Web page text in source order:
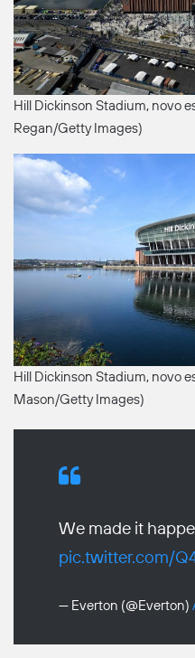
Hill Dickinson Stadium, novo
Regan/Getty Images)
Hill Dickinson Stadium, novo
Mason/Getty Images)
We made it
pic.twitter.com/
— Everton (@Everton)